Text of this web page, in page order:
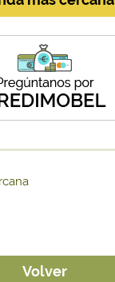
Volver